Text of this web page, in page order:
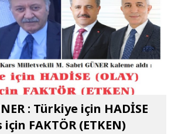
: Türkiye için HADİSE
için FAKTÖR (ETKEN)